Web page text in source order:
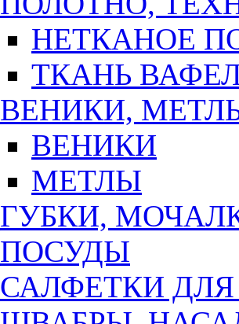
НЕТКАНОЕ
ТКАНЬ
ВЕНИКИ,
ВЕНИКИ
МЕТЛЫ
ГУБКИ,
ПОСУДЫ
САЛФЕТКИ